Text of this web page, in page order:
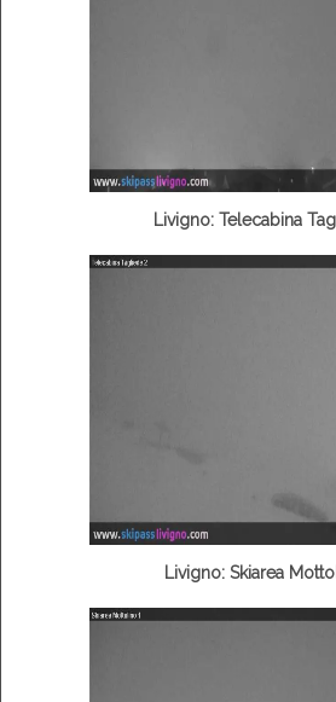
Livigno: Telecabina
Livigno: Skiarea